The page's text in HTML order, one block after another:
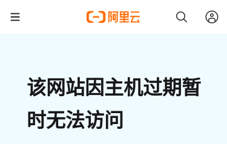
该网站因主机过期暂
时无法访问